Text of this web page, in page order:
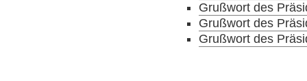
Grußwort des
Grußwort des
Grußwort des